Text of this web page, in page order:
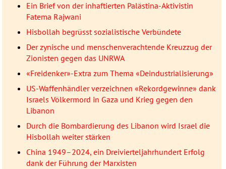
Ein Brief von der inhaftierten Palästina-Aktivistin
Fatema Rajwani
Hisbollah begrüsst sozialistische Verbündete
Der zynische und menschenverachtende Kreuzzug der
Zionisten gegen das UNRWA
«Freidenker»-Extra zum Thema «Deindustrialisierung»
US-Waffenhändler verzeichnen «Rekordgewinne» dank
Israels Völkermord in Gaza und Krieg gegen den
Libanon
Durch die Bombardierung des Libanon wird Israel die
Hisbollah weiter stärken
China 1949–2024, ein Dreivierteljahrhundert Erfolg
dank der Führung der Marxisten